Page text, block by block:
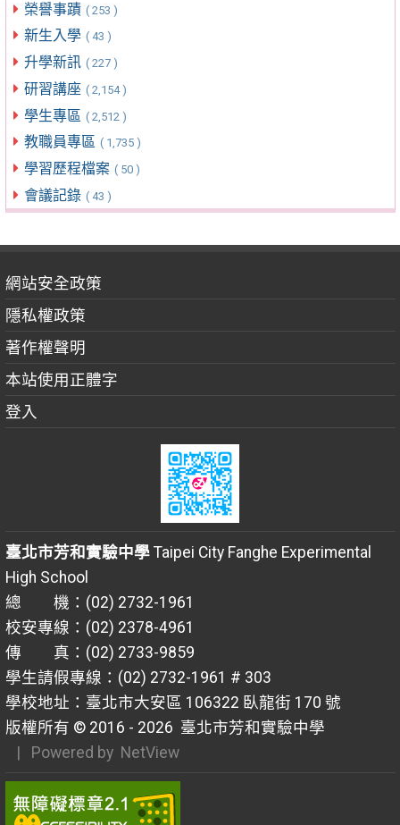
榮譽事蹟 ( 253 )
新生入學 ( 43 )
升學新訊 ( 227 )
研習講座 ( 2,154 )
學生專區 ( 2,512 )
教職員專區 ( 1,735 )
學習歷程檔案 ( 50 )
會議記錄 ( 43 )
網站安全政策
隱私權政策
著作權聲明
本站使用正體字
登入
臺北市芳和實驗中學Taipei City Fanghe Experimental
High School
總 機：(02) 2732-1961
校安專線：(02) 2378-4961
傳 真：(02) 2733-9859
學生請假專線：(02) 2732-1961 # 303
學校地址：臺北市大安區 106322 臥龍街 170 號
版權所有 © 2016 - 2026 臺北市芳和實驗中學
| Powered by NetView